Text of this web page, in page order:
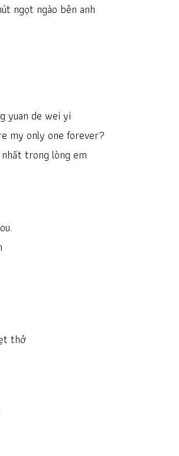
ngọt ngào bên anh
yuan de wei yi
my only one forever?
trong lòng em
thở